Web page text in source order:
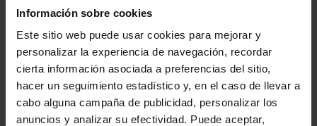
Información sobre cookies
Este sitio web puede usar cookies para mejorar y
personalizar la experiencia de navegación, recordar
cierta información asociada a preferencias del sitio,
hacer un seguimiento estadístico y, en el caso de llevar a
cabo alguna campaña de publicidad, personalizar los
anuncios y analizar su efectividad. Puede aceptar,
elastano, ofrecen comodidad y libertad de
degradado y cinco bolsillos, los hace ideales para
looks casuales y desenfadados. Perfectos para
combinar con camisetas o camisas para un outfit
contemporáneo.
DETALLES DEL PRODUCTO